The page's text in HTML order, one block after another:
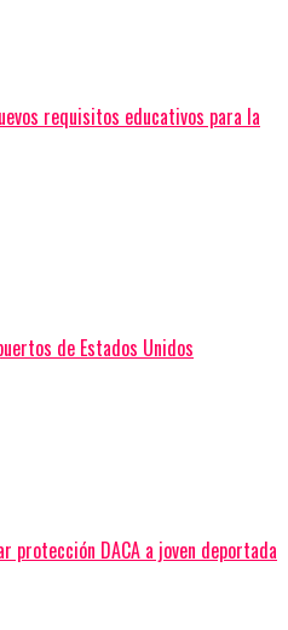
requisitos educativos para la
de Estados Unidos
protección DACA a joven deportada